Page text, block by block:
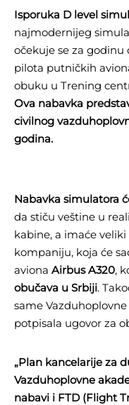
Isporuka D level
najmodernijeg
očekuje se za godinu
pilota putničkih
obuku u Trening
Ova nabavka
civilnog
godina.
Nabavka simulatora
da stiču veštine u
kabine, a imaće
kompaniju, koja će
aviona Airbus A320,
obučava u Srbiji.
same
potpisala ugovor za
„Plan kancelarije za
Vazduhoplovne
nabavi i FTD (Flight